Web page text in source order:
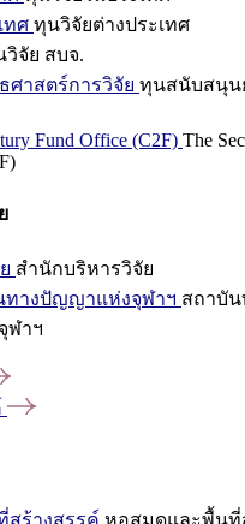
ทศ ทุนวิจัยต่างประเทศ
วิจัย สบจ.
าสตร์การวิจัย ทุนสนับสนุน
Fund Office (C2F) The
สำนักบริหารวิจัย
ทางปัญญาแห่งจุฬาฯ สถาบั
ฬาฯ
ร้างสรรค์ หอสมุดและพื้นที่